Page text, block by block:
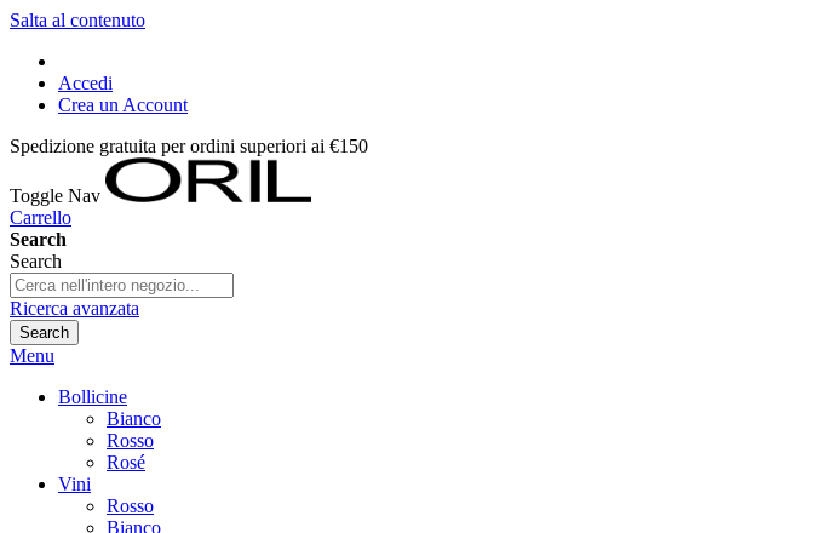
Salta al contenuto
Accedi
Crea un Account
Spedizione gratuita per ordini superiori ai €150
Toggle Nav
Carrello
Search
Search
Ricerca avanzata
Search
Menu
Bollicine
Bianco
Rosso
Rosé
Vini
Rosso
Bianco